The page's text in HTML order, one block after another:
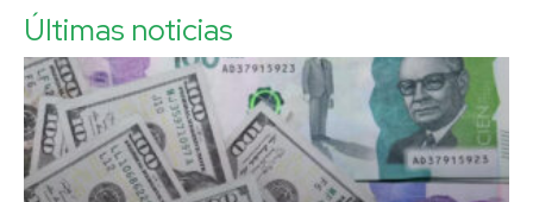
Últimas noticias